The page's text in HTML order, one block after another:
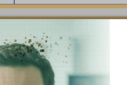
Beroun (11)
Blansko (13)
Brno-město (67)
Brno-venkov (15)
Jesenice-Osnice (1)
KRAJSKÉ